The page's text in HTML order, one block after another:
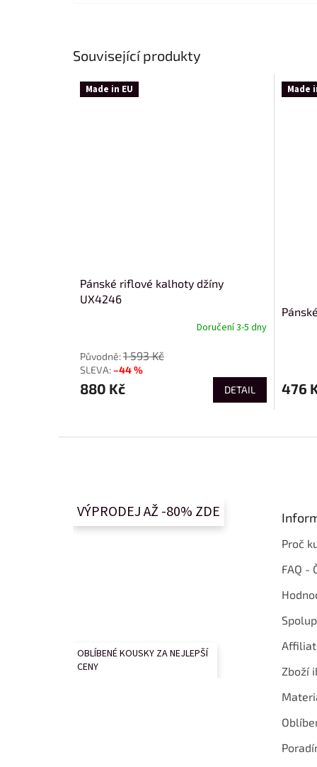
Související produkty
Made in EU
Pánské riflové kalhoty džíny
UX4246
Doručení 3-5 dny
1 593 Kč
–44 %
880 Kč DETAIL
Made
476
VÝPRODEJ AŽ -80% ZDE
OBLÍBENÉ KOUSKY ZA NEJLEPŠÍ
CENY
Proč
FAQ -
Zboží